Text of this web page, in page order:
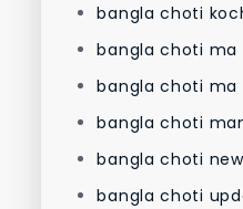
bangla choti
bangla choti ma
bangla choti ma
bangla choti
bangla choti
bangla choti